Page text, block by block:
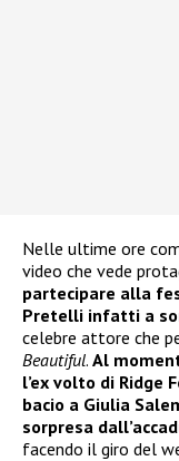
Nelle ultime ore
video che vede
partecipare alla
Pretelli infatti a
celebre attore che
Beautiful. Al
l’ex volto di Ridge
bacio a Giulia
sorpresa
facendo il giro del